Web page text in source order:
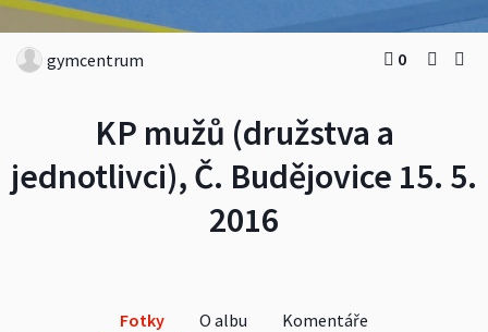
KP mužů (družstva a
jednotlivci), Č. Budějovice 15. 5.
2016
gymcentrum 0
Fotky O albu Komentáře